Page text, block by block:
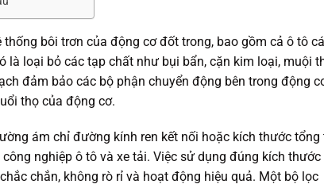
bôi trơn của động cơ đốt trong, bao gồm cả ô tô cá
là loại bỏ các tạp chất như bụi bẩn, cặn kim loại, muội
đảm bảo các bộ phận chuyển động bên trong động
thọ của động cơ.
ám chỉ đường kính ren kết nối hoặc kích thước tổng
nghiệp ô tô và xe tải. Việc sử dụng đúng kích thước
chắn, không rò rỉ và hoạt động hiệu quả. Một bộ lọc